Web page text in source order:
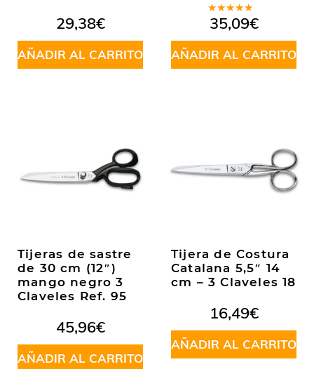
29,38€
AÑADIR AL CARRITO
Valorado
en5.00de
5
35,09€
AÑADIR AL CARRITO
Tijeras de sastre
de 30 cm (12″)
mango negro 3
Claveles Ref. 95
45,96€
AÑADIR AL CARRITO
Tijera de Costura
Catalana 5,5″ 14
cm – 3 Claveles 18
16,49€
AÑADIR AL CARRITO